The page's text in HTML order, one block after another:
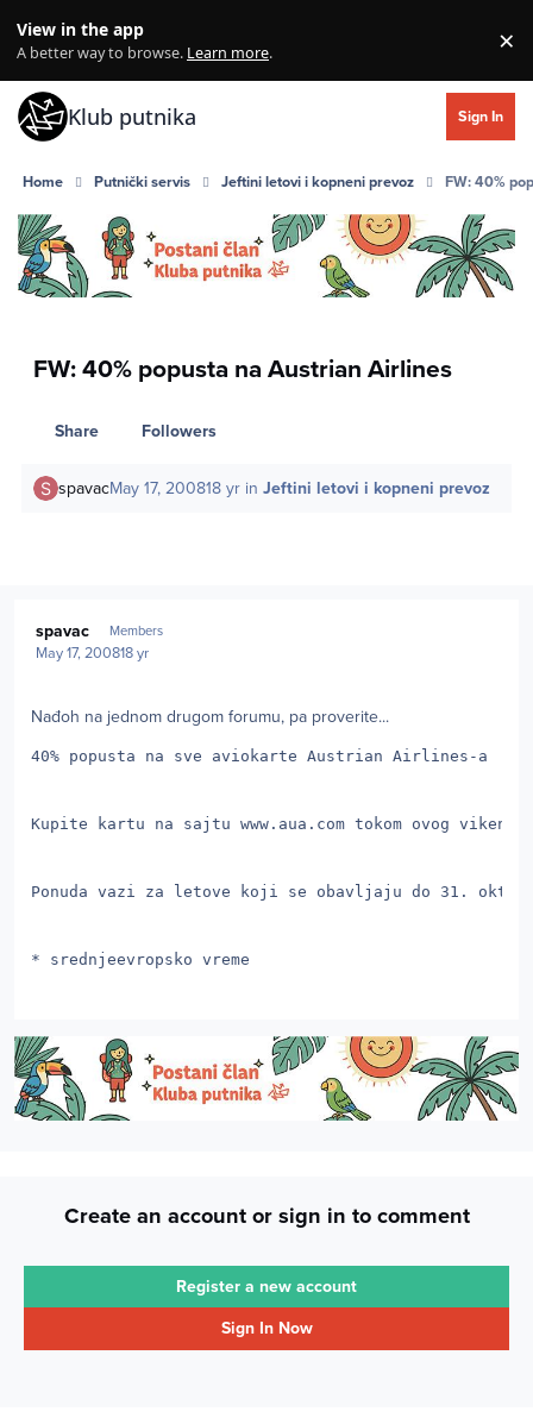
View in the app
A better way to browse. Learn more. ×
Klub putnika Sign In
Home Putnički servis Jeftini letovi i kopneni prevoz FW: 40%
FW: 40% popusta na Austrian Airlines
Share Followers
spavacMay 17, 200818 yr inJeftini letovi i kopneni prevoz
spavac Members
May 17, 200818 yr
Nađoh na jednom drugom forumu, pa proverite...
40% popusta na sve aviokarte Austrian Airlines-a
Kupite kartu na sajtu www.aua.com tokom ovog
Ponuda vazi za letove koji se obavljaju do 31.
* srednjeevropsko vreme
Create an account or sign in to comment
Register a new account
Sign In Now